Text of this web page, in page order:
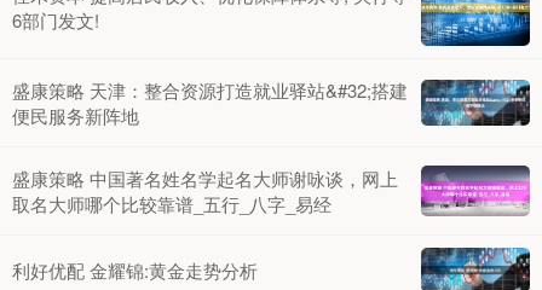
6部门发文!
盛康策略 天津：整合资源打造就业驿站&#32;搭建
便民服务新阵地
盛康策略 中国著名姓名学起名大师谢咏谈，网上
取名大师哪个比较靠谱_五行_八字_易经
利好优配 金耀锦:黄金走势分析